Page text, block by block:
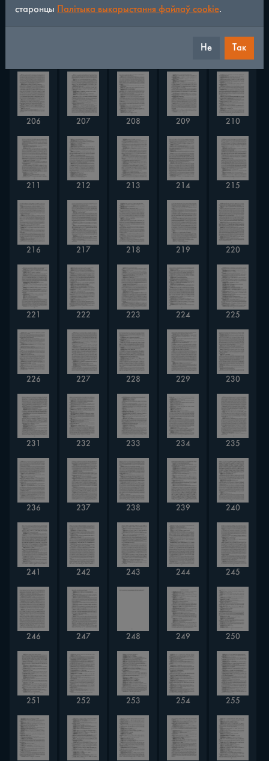
206 207 208 209 210
211 212 213 214 215
216 217 218 219 220
221 222 223 224 225
226 227 228 229 230
231 232 233 234 235
236 237 238 239 240
241 242 243 244 245
246 247 248 249 250
251 252 253 254 255
старонцы Палітыка выкарыстання файлаў cookie.
Не Так